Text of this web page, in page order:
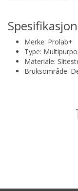
Merke: Prolab+
Type:
Materiale:
Bruksområde: